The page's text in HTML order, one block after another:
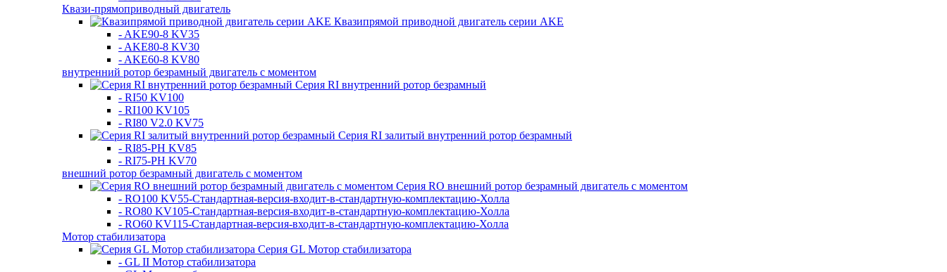
Квази-прямоприводный двигатель
Квазипрямой приводной двигатель серии AKE
- AKE90-8 KV35
- AKE80-8 KV30
- AKE60-8 KV80
внутренний ротор безрамный двигатель с моментом
Серия RI внутренний ротор безрамный
- RI50 KV100
- RI100 KV105
- RI80 V2.0 KV75
Серия RI залитый внутренний ротор безрамный
- RI85-PH KV85
- RI75-PH KV70
внешний ротор безрамный двигатель с моментом
Серия RO внешний ротор безрамный двигатель с моментом
- RO100 KV55-Стандартная-версия-входит-в-стандартную-комплектацию-Холла
- RO80 KV105-Стандартная-версия-входит-в-стандартную-комплектацию-Холла
- RO60 KV115-Стандартная-версия-входит-в-стандартную-комплектацию-Холла
Мотор стабилизатора
Серия GL Мотор стабилизатора
- GL II Мотор стабилизатора